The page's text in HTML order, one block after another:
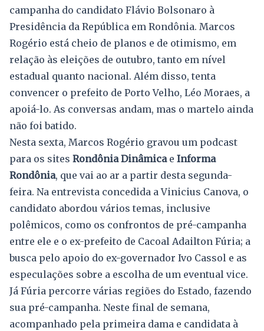
campanha do candidato Flávio Bolsonaro à
Presidência da República em Rondônia. Marcos
Rogério está cheio de planos e de otimismo, em
relação às eleições de outubro, tanto em nível
estadual quanto nacional. Além disso, tenta
convencer o prefeito de Porto Velho, Léo Moraes, a
apoiá-lo. As conversas andam, mas o martelo ainda
não foi batido.
Nesta sexta, Marcos Rogério gravou um podcast
para os sites Rondônia Dinâmicae Informa
Rondônia, que vai ao ar a partir desta segunda-
feira. Na entrevista concedida a Vinicius Canova, o
candidato abordou vários temas, inclusive
polêmicos, como os confrontos de pré-campanha
entre ele e o ex-prefeito de Cacoal Adailton Fúria; a
busca pelo apoio do ex-governador Ivo Cassol e as
especulações sobre a escolha de um eventual vice.
Já Fúria percorre várias regiões do Estado, fazendo
sua pré-campanha. Neste final de semana,
acompanhado pela primeira dama e candidata à